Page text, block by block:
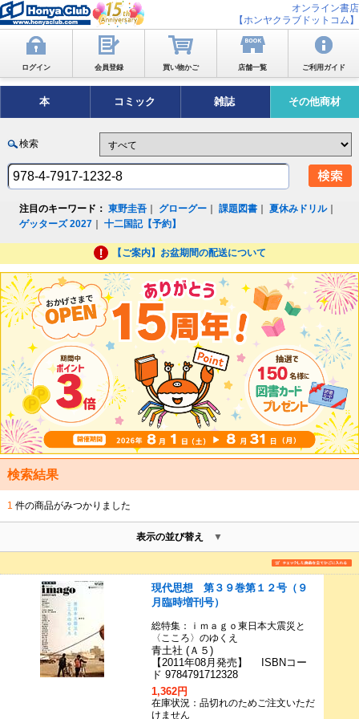
オンライン書店
【ホンヤクラブドットコム】
ログイン 会員登録 買い物かご 店舗一覧 ご利用ガイド
本 コミック 雑誌 その他商材
検索
注目のキーワード： 東野圭吾 グローグー ｜課題図書 ｜夏休みドリル｜
ゲッターズ 2027 ｜十二国記【予約】
【ご案内】お盆期間の配送について
検索結果
1 件の商品がみつかりました
表示の並び替え
現代思想 第３９巻第１２号（９
月臨時増刊号）
総特集：ｉｍａｇｏ東日本大震災と
〈こころ〉のゆくえ
青土社 (Ａ５)
【2011年08月発売】 ISBNコー
ド 9784791712328
1,362円
在庫状況：品切れのためご注文いただ
けません